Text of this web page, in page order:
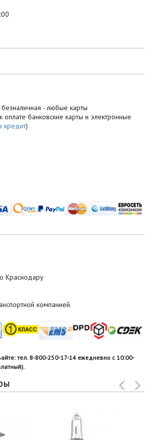
безналичная - любые карты
оплате банковские карты и электронные
кредит)
Краснодару
компанией.
тел. 8-800-250-17-14 ежедневно с 10:00-